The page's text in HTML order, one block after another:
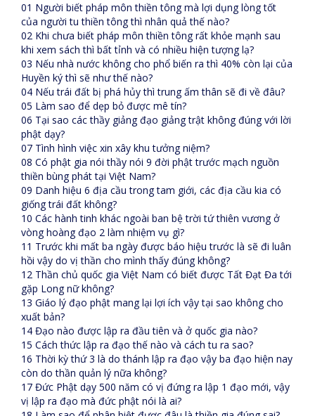
01 Người biết pháp môn thiền tông mà lợi dụng lòng tốt
của người tu thiền tông thì nhân quả thế nào?
02 Khi chưa biết pháp môn thiền tông rất khỏe mạnh sau
khi xem sách thì bất tỉnh và có nhiều hiện tượng lạ?
03 Nếu nhà nước không cho phổ biến ra thì 40% còn lại của
Huyền ký thì sẽ như thế nào?
04 Nếu trái đất bị phá hủy thì trung ấm thân sẽ đi về đâu?
05 Làm sao để dẹp bỏ được mê tín?
06 Tại sao các thầy giảng đạo giảng trật không đúng với lời
phật dạy?
07 Tình hình việc xin xây khu tưởng niệm?
08 Có phật gia nói thầy nói 9 đời phật trước mạch nguồn
thiền bùng phát tại Việt Nam?
09 Danh hiệu 6 địa cầu trong tam giới, các địa cầu kia có
giống trái đất không?
10 Các hành tinh khác ngoài ban bệ trời tứ thiên vương ở
vòng hoàng đạo 2 làm nhiệm vụ gì?
11 Trước khi mất ba ngày được báo hiệu trước là sẽ đi luân
hồi vậy do vị thần cho mình thấy đúng không?
12 Thần chủ quốc gia Việt Nam có biết được Tất Đạt Đa tới
gặp Long nữ không?
13 Giáo lý đạo phật mang lại lợi ích vậy tại sao không cho
xuất bản?
14 Đạo nào được lập ra đầu tiên và ở quốc gia nào?
15 Cách thức lập ra đạo thế nào và cách tu ra sao?
16 Thời kỳ thứ 3 là do thánh lập ra đạo vậy ba đạo hiện nay
còn do thần quản lý nữa không?
17 Đức Phật dạy 500 năm có vị đứng ra lập 1 đạo mới, vậy
vị lập ra đạo mà đức phật nói là ai?